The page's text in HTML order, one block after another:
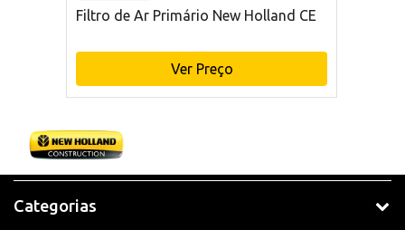
Filtro de Ar Primário New Holland CE
Ver Preço
Categorias